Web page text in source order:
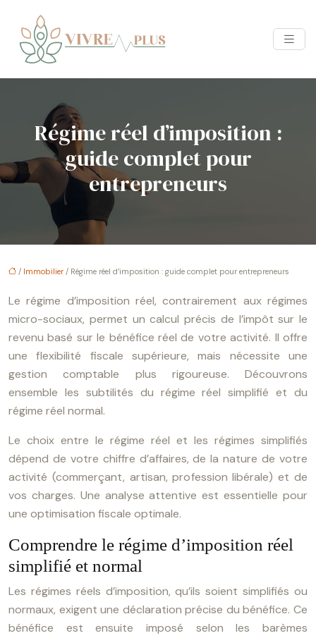
Régime réel d’imposition :
guide complet pour
entrepreneurs
/ Immobilier / Régime réel d’imposition : guide complet pour entrepreneurs
Le régime d’imposition réel, contrairement aux régimes
micro-sociaux, permet un calcul précis de l’impôt sur le
revenu basé sur le bénéfice réel de votre activité. Il offre
une flexibilité fiscale supérieure, mais nécessite une
gestion comptable plus rigoureuse. Découvrons
ensemble les subtilités du régime réel simplifié et du
régime réel normal.
Le choix entre le régime réel et les régimes simplifiés
dépend de votre chiffre d’affaires, de la nature de votre
activité (commerçant, artisan, profession libérale) et de
vos charges. Une analyse attentive est essentielle pour
une optimisation fiscale optimale.
Comprendre le régime d’imposition réel
simplifié et normal
Les régimes réels d’imposition, qu’ils soient simplifiés ou
normaux, exigent une déclaration précise du bénéfice. Ce
bénéfice est ensuite imposé selon les barèmes